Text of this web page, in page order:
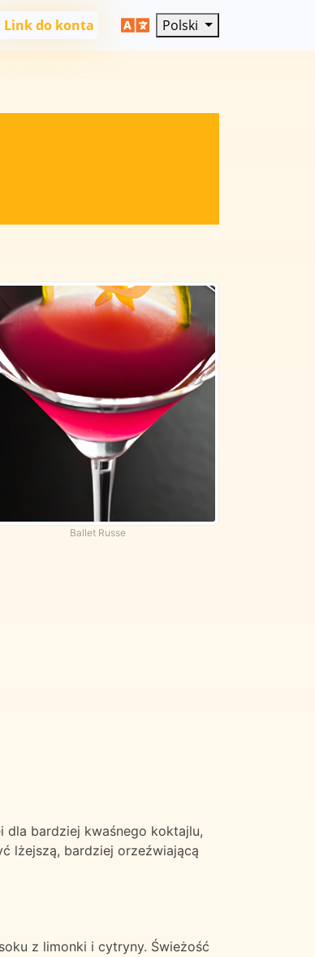
Link do konta Polski
Ballet Russe
dla bardziej kwaśnego koktajlu,
lżejszą, bardziej orzeźwiającą
z limonki i cytryny. Świeżość